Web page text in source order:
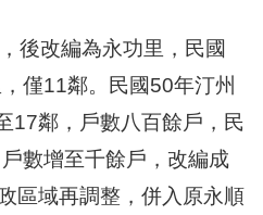
後改編為永功里，民國
僅11鄰。民國50年汀州
17鄰，戶數八百餘戶，民
數增至千餘戶，改編成
區域再調整，併入原永順